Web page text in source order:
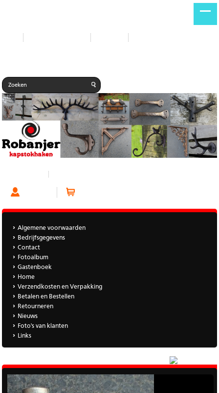
Algemene voorwaarden
Bedrijfsgegevens
Contact
Fotoalbum
Gastenboek
Home
Verzendkosten en Verpakking
Betalen en Bestellen
Retourneren
Nieuws
Foto's van klanten
Links